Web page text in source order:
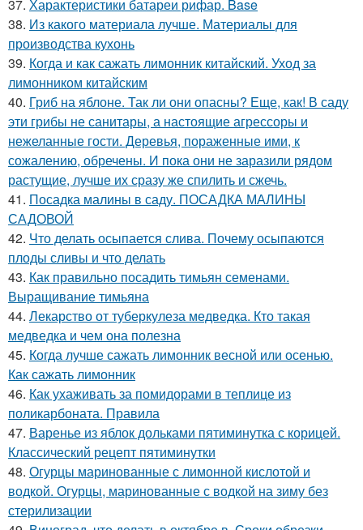
37. Характеристики батареи рифар. Base
38. Из какого материала лучше. Материалы для
производства кухонь
39. Когда и как сажать лимонник китайский. Уход за
лимонником китайским
40. Гриб на яблоне. Так ли они опасны? Еще, как! В саду
эти грибы не санитары, а настоящие агрессоры и
нежеланные гости. Деревья, пораженные ими, к
сожалению, обречены. И пока они не заразили рядом
растущие, лучше их сразу же спилить и сжечь.
41. Посадка малины в саду. ПОСАДКА МАЛИНЫ
САДОВОЙ
42. Что делать осыпается слива. Почему осыпаются
плоды сливы и что делать
43. Как правильно посадить тимьян семенами.
Выращивание тимьяна
44. Лекарство от туберкулеза медведка. Кто такая
медведка и чем она полезна
45. Когда лучше сажать лимонник весной или осенью.
Как сажать лимонник
46. Как ухаживать за помидорами в теплице из
поликарбоната. Правила
47. Варенье из яблок дольками пятиминутка с корицей.
Классический рецепт пятиминутки
48. Огурцы маринованные с лимонной кислотой и
водкой. Огурцы, маринованные с водкой на зиму без
стерилизации